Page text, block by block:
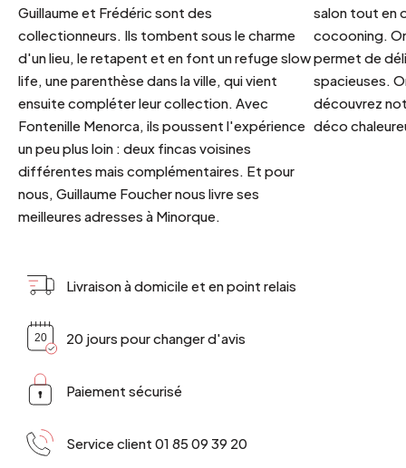
Guillaume et Frédéric sont des
collectionneurs. Ils tombent sous le charme
d'un lieu, le retapent et en font un refuge slow
life, une parenthèse dans la ville, qui vient
ensuite compléter leur collection. Avec
Fontenille Menorca, ils poussent l'expérience
un peu plus loin : deux fincas voisines
différentes mais complémentaires. Et pour
nous, Guillaume Foucher nous livre ses
meilleures adresses à Minorque.
salon tout en
cocooning.
permet de
spacieuses.
découvrez
déco
Livraison à domicile et en point relais
20 jours pour changer d'avis
Paiement sécurisé
Service client 01 85 09 39 20